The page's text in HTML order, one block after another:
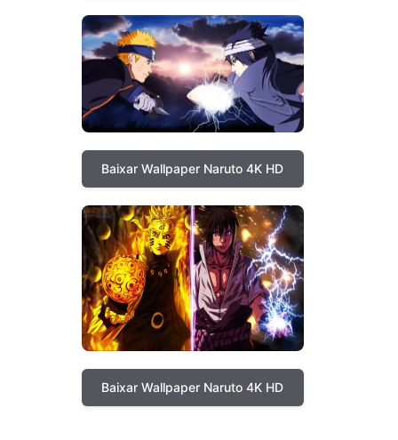
Baixar Wallpaper Naruto 4K HD
Baixar Wallpaper Naruto 4K HD